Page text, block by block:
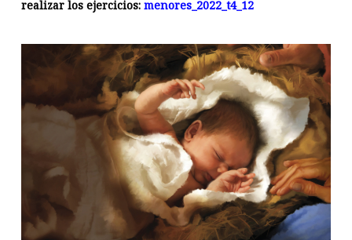
realizar los ejercicios: menores_2022_t4_12